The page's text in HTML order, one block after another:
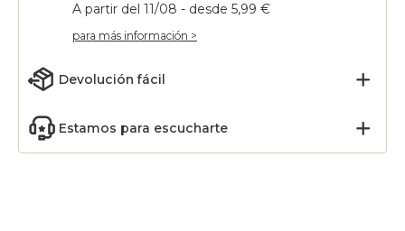
A partir del 11/08 - desde 5,99 €
para más información >
Devolución fácil
Estamos para escucharte